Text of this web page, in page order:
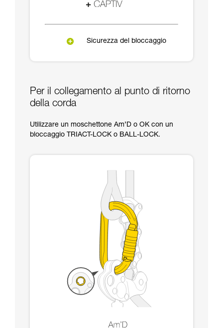
Sicurezza del bloccaggio
Per il collegamento al punto di ritorno
della corda
Utilizzare un moschettone Am’D o OK con un
bloccaggio TRIACT-LOCK o BALL-LOCK.